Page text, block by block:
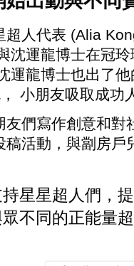
超人代表 (Alia
沈運龍博士在冠
運龍博士也出了
小朋友吸取成功
友們寫作創意和
稿活動，與劏房戶
星星超人們，
不同的正能量